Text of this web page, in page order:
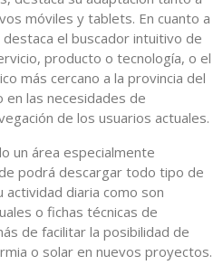
móviles y tablets. En cuanto a
el buscador intuitivo de
producto o tecnología, o el
más cercano a la provincia del
en las necesidades de
de los usuarios actuales.
un área especialmente
podrá descargar todo tipo de
diaria como son
o fichas técnicas de
de facilitar la posibilidad de
o solar en nuevos proyectos.